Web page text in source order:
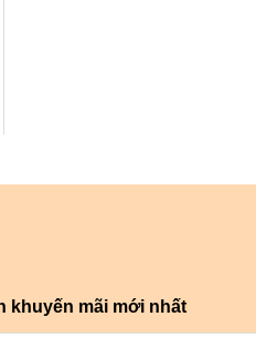
khuyến mãi mới nhất